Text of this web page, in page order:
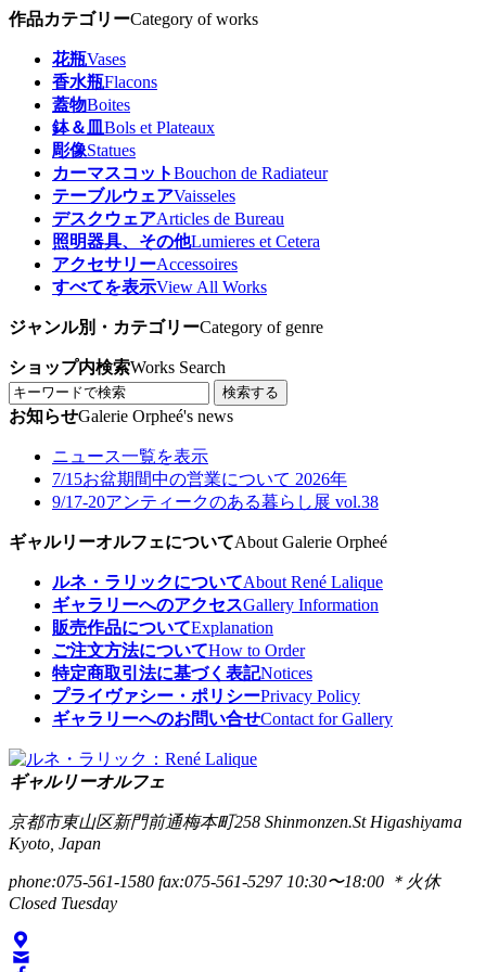
作品カテゴリーCategory of works
花瓶Vases
香水瓶Flacons
蓋物Boites
鉢＆皿 Bols et Plateaux
彫像Statues
カーマスコットBouchon de Radiateur
テーブルウェアVaisseles
デスクウェアArticles de Bureau
照明器具、その他Lumieres et Cetera
アクセサリーAccessoires
すべてを表示View All Works
ジャンル別・カテゴリーCategory of genre
ショップ内検索Works Search
検索する
お知らせGalerie Orpheé's news
ニュース一覧を表示
7/15お盆期間中の営業について 2026年
9/17-20アンティークのある暮らし展 vol.38
ギャルリーオルフェについてAbout Galerie Orpheé
ルネ・ラリックについてAbout René Lalique
ギャラリーへのアクセスGallery Information
販売作品についてExplanation
ご注文方法についてHow to Order
特定商取引法に基づく表記Notices
プライヴァシー・ポリシーPrivacy Policy
ギャラリーへのお問い合せContact for Gallery
ギャルリーオルフェ
京都市東山区新門前通梅本町258 Shinmonzen.St Higashiyama
Kyoto, Japan
phone:075-561-1580 fax:075-561-5297 10:30〜18:00 ＊火休
Closed Tuesday